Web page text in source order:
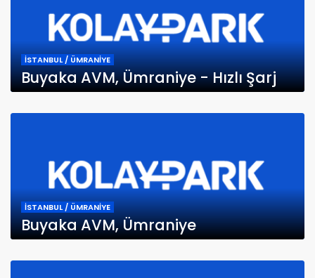
İSTANBUL / ÜMRANİYE
Buyaka AVM, Ümraniye - Hızlı Şarj
İSTANBUL / ÜMRANİYE
Buyaka AVM, Ümraniye